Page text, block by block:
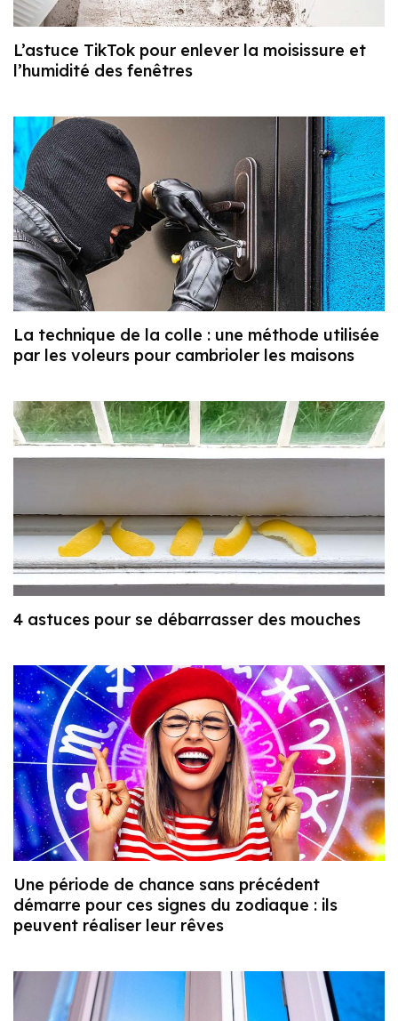
L’astuce TikTok pour enlever la moisissure et
l’humidité des fenêtres
La technique de la colle : une méthode utilisée
par les voleurs pour cambrioler les maisons
4 astuces pour se débarrasser des mouches
Une période de chance sans précédent
démarre pour ces signes du zodiaque : ils
peuvent réaliser leur rêves